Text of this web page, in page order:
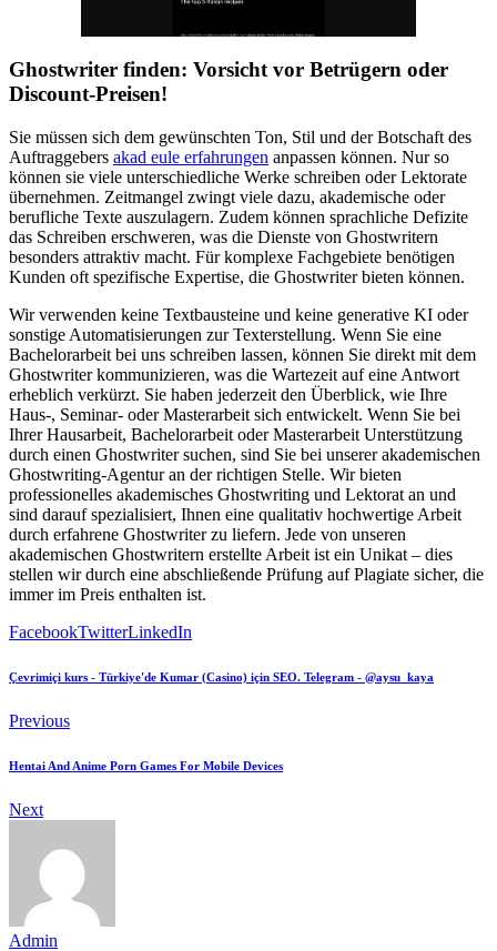
Ghostwriter finden: Vorsicht vor Betrügern oder
Discount-Preisen!
Sie müssen sich dem gewünschten Ton, Stil und der Botschaft des
Auftraggebers akad eule erfahrungen anpassen können. Nur so
können sie viele unterschiedliche Werke schreiben oder Lektorate
übernehmen. Zeitmangel zwingt viele dazu, akademische oder
berufliche Texte auszulagern. Zudem können sprachliche Defizite
das Schreiben erschweren, was die Dienste von Ghostwritern
besonders attraktiv macht. Für komplexe Fachgebiete benötigen
Kunden oft spezifische Expertise, die Ghostwriter bieten können.
Wir verwenden keine Textbausteine und keine generative KI oder
sonstige Automatisierungen zur Texterstellung. Wenn Sie eine
Bachelorarbeit bei uns schreiben lassen, können Sie direkt mit dem
Ghostwriter kommunizieren, was die Wartezeit auf eine Antwort
erheblich verkürzt. Sie haben jederzeit den Überblick, wie Ihre
Haus-, Seminar- oder Masterarbeit sich entwickelt. Wenn Sie bei
Ihrer Hausarbeit, Bachelorarbeit oder Masterarbeit Unterstützung
durch einen Ghostwriter suchen, sind Sie bei unserer akademischen
Ghostwriting-Agentur an der richtigen Stelle. Wir bieten
professionelles akademisches Ghostwriting und Lektorat an und
sind darauf spezialisiert, Ihnen eine qualitativ hochwertige Arbeit
durch erfahrene Ghostwriter zu liefern. Jede von unseren
akademischen Ghostwritern erstellte Arbeit ist ein Unikat – dies
stellen wir durch eine abschließende Prüfung auf Plagiate sicher, die
immer im Preis enthalten ist.
FacebookTwitterLinkedIn
Çevrimiçi kurs - Türkiye'de Kumar (Casino) için SEO. Telegram - @aysu_kaya
Previous
Hentai And Anime Porn Games For Mobile Devices
Next
Admin